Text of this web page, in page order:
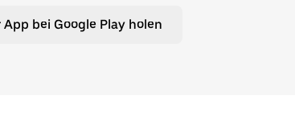
App bei Google Play holen